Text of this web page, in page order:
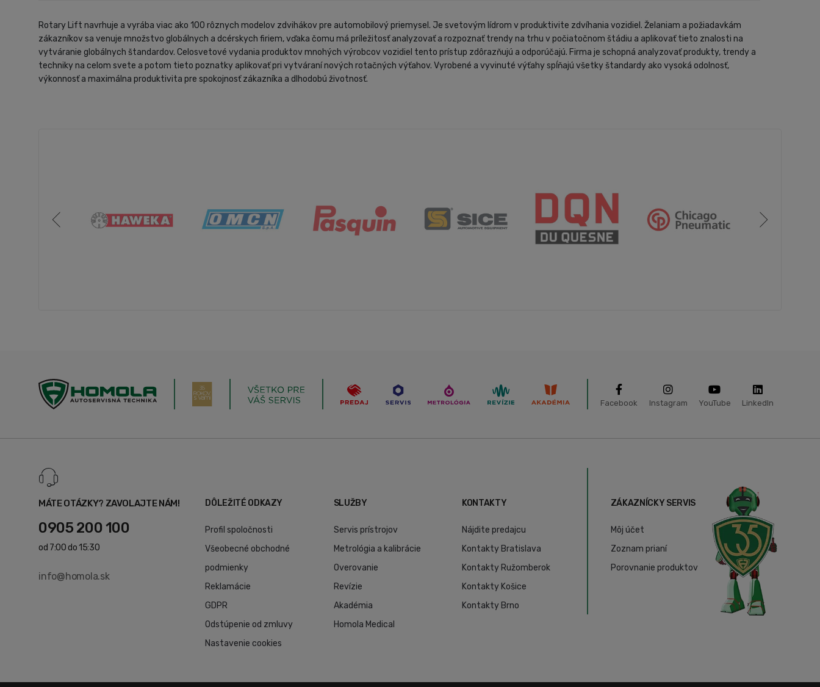
Rotary Lift navrhuje a vyrába viac ako 100 rôznych modelov zdvihákov pre automobilový priemysel. Je svetovým lídrom v produktivite zdvíhania vozidiel. Želaniam a požiadavkám
zákazníkov sa venuje množstvo globálnych a dcérskych firiem, vďaka čomu má príležitosť analyzovať a rozpoznať trendy na trhu v počiatočnom štádiu a aplikovať tieto znalosti na
vytváranie globálnych štandardov. Celosvetové vydania produktov mnohých výrobcov vozidiel tento prístup zdôrazňujú a odporúčajú. Firma je schopná analyzovať produkty, trendy a
techniky na celom svete a potom tieto poznatky aplikovať pri vytváraní nových rotačných výťahov. Vyrobené a vyvinuté výťahy spĺňajú všetky štandardy ako vysoká odolnosť,
výkonnosť a maximálna produktivita pre spokojnosť zákazníka a dlhodobú životnosť.
Facebook Instagram YouTube LinkedIn
MÁTE OTÁZKY? ZAVOLAJTE NÁM!
0905 200 100
od 7:00 do 15:30
info@homola.sk
DÔLEŽITÉ ODKAZY
Profil spoločnosti
Všeobecné obchodné
podmienky
Reklamácie
GDPR
Odstúpenie od zmluvy
Nastavenie cookies
SLUŽBY
Servis prístrojov
Metrológia a kalibrácie
Overovanie
Revízie
Akadémia
Homola Medical
KONTAKTY
Nájdite predajcu
Kontakty Bratislava
Kontakty Ružomberok
Kontakty Košice
Kontakty Brno
ZÁKAZNÍCKY SERVIS
Môj účet
Zoznam prianí
Porovnanie produktov